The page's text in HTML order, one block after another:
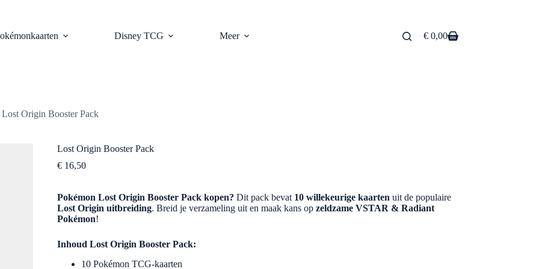
Disney TCG Meer Winkelwagen
€0,00
Lost Origin Booster Pack
Lost Origin Booster Pack
€16,50
Pokémon Lost Origin Booster Pack kopen? Dit pack bevat 10 willekeurige kaarten uit de populaire
Lost Origin uitbreiding. Breid je verzameling uit en maak kans op zeldzame VSTAR & Radiant
Pokémon!
Inhoud Lost Origin Booster Pack:
10 Pokémon TCG-kaarten